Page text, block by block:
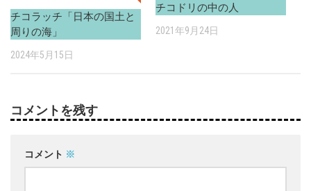
チコラッチ「日本の国土と
周りの海」
2024年5月15日
チコドリの中の人
2021年9月24日
コメントを残す
コメント ※